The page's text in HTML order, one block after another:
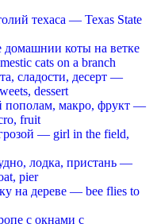
техаса — Texas State
домашнии коты на ветке
cats on a branch
сладости, десерт —
dessert
пополам, макро, фрукт —
fruit
— girl in the field,
лодка, пристань —
pier
на дереве — bee flies to
с окнами с